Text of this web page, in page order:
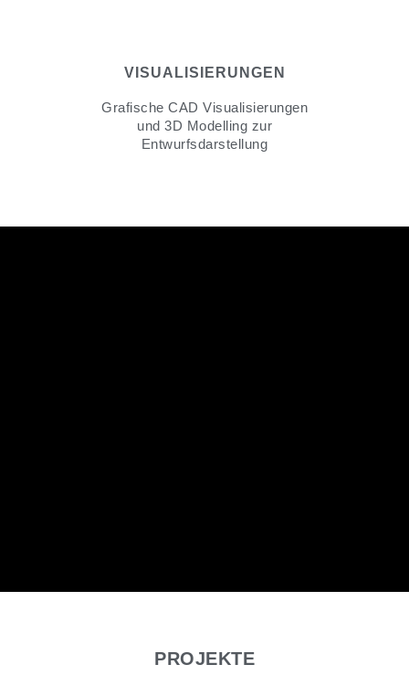
VISUALISIERUNGEN
Grafische CAD Visualisierungen
und 3D Modelling zur
Entwurfsdarstellung
PROJEKTE